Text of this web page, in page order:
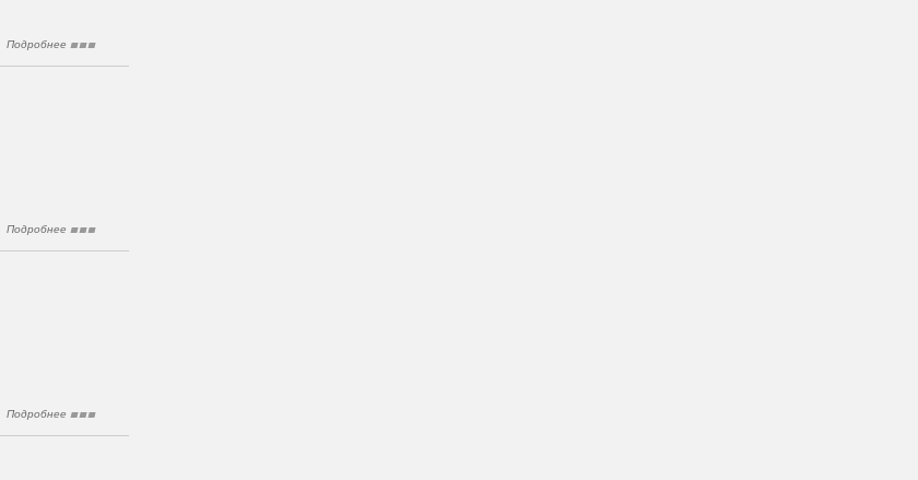
Подробнее
Подробнее
Подробнее